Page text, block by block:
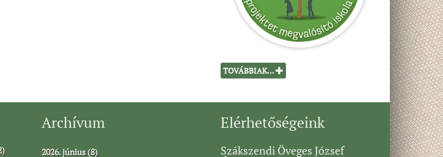
TOVÁBBIAK...
Archívum
2026. június (8)
Elérhetőségeink
Szákszendi Öveges József